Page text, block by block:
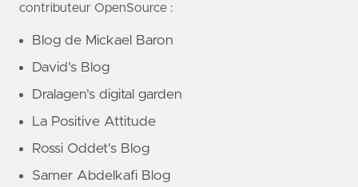
contributeur OpenSource :
Blog de Mickael Baron
David's Blog
Dralagen's digital garden
La Positive Attitude
Rossi Oddet's Blog
Samer Abdelkafi Blog